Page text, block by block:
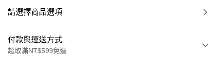
請選擇商品選項
付款與運送方式
超取滿NT$599免運